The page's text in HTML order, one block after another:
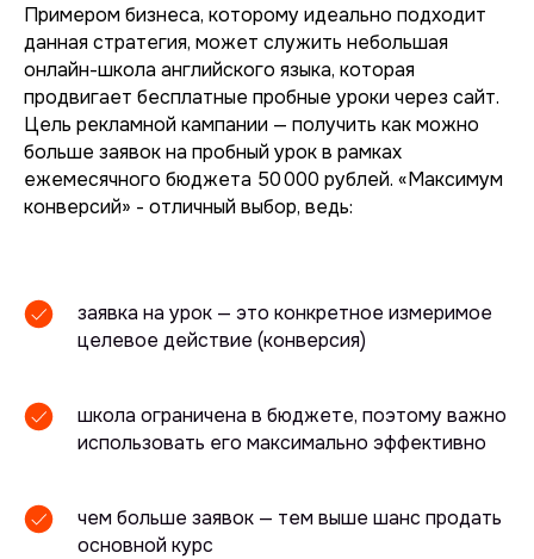
Примером бизнеса, которому идеально подходит
данная стратегия, может служить небольшая
онлайн-школа английского языка, которая
продвигает бесплатные пробные уроки через сайт.
Цель рекламной кампании — получить как можно
больше заявок на пробный урок в рамках
ежемесячного бюджета 50 000 рублей. «Максимум
конверсий» - отличный выбор, ведь:
заявка на урок — это конкретное измеримое
целевое действие (конверсия)
школа ограничена в бюджете, поэтому важно
использовать его максимально эффективно
чем больше заявок — тем выше шанс продать
основной курс